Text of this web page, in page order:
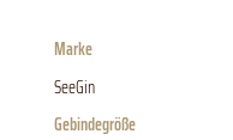
Marke
SeeGin
Gebindegröße